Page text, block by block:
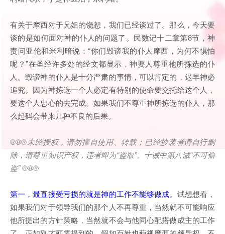
有关于摩西对于兄姐的饶恕，我们已经谈过了。那么，今天要
谈的是如何面对神的仆人的问题了。民数记十二章第8节，神
责问亚伦和米利暗说：“你们毁谤我的仆人摩西，为何不惧怕
呢？”在圣经许多处的经文都显示，神要人尊重祂所拣选的仆
人。毁谤神的仆人是十分严肃的事情，可以肯定的，迟早神必
追究。因为神拣选一个人必定有特别的使命要交托给这个人，
要这个人忠心的去完成。如果我们不尊重神所拣选的仆人，那
么起码会带来几种不良的后果。
®®®未经授权，请勿擅自使用、转载；已经抄袭者请自行删
除，请尊重知识产权，违者即为“盗取”。十诫中第八诫“不可偷
盗” ®®®
第一，最直接受亏损的就是神的工作不能够做成。试想想看，
如果我们对于领导我们的那个人不再尊重，当然就不可能响应
他所提出的方针策略，当然就不会与他同心配搭做成主的工作